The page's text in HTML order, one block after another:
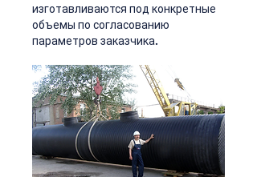
изготавливаются под конкретные
объемы по согласованию
параметров заказчика.